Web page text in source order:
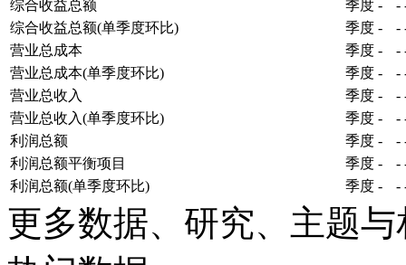
综合收益总额
季度 - -
综合收益总额(单季度环比)
季度 - -
营业总成本
季度 - -
营业总成本(单季度环比)
季度 - -
营业总收入
季度 - -
营业总收入(单季度环比)
季度 - -
利润总额
季度 - -
利润总额平衡项目
季度 - -
利润总额(单季度环比)
季度 - -
更多数据、研究、主题